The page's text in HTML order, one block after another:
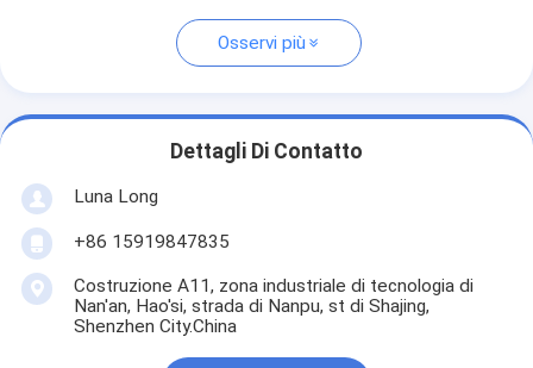
Osservi più
Dettagli Di Contatto
Luna Long
+86 15919847835
Costruzione A11, zona industriale di tecnologia di
Nan'an, Hao'si, strada di Nanpu, st di Shajing,
Shenzhen City.China